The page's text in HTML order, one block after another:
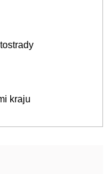
kraju